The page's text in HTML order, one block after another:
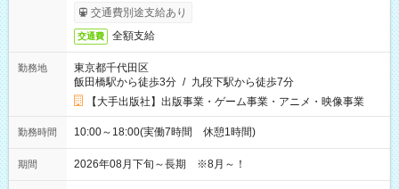
交通費別途支給あり
交通費 全額支給
勤務地
東京都千代田区
飯田橋駅から徒歩3分 / 九段下駅から徒歩7分
【大手出版社】出版事業・ゲーム事業・アニメ・映像事業
勤務時間 10:00～18:00(実働7時間 休憩1時間)
期間 2026年08月下旬～長期 ※8月～！